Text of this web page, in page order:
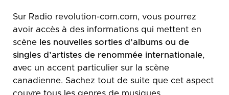
Sur Radio revolution-com.com, vous pourrez
avoir accès à des informations qui mettent en
scène les nouvelles sorties d’albums ou de
singles d’artistes de renommée internationale,
avec un accent particulier sur la scène
canadienne. Sachez tout de suite que cet aspect